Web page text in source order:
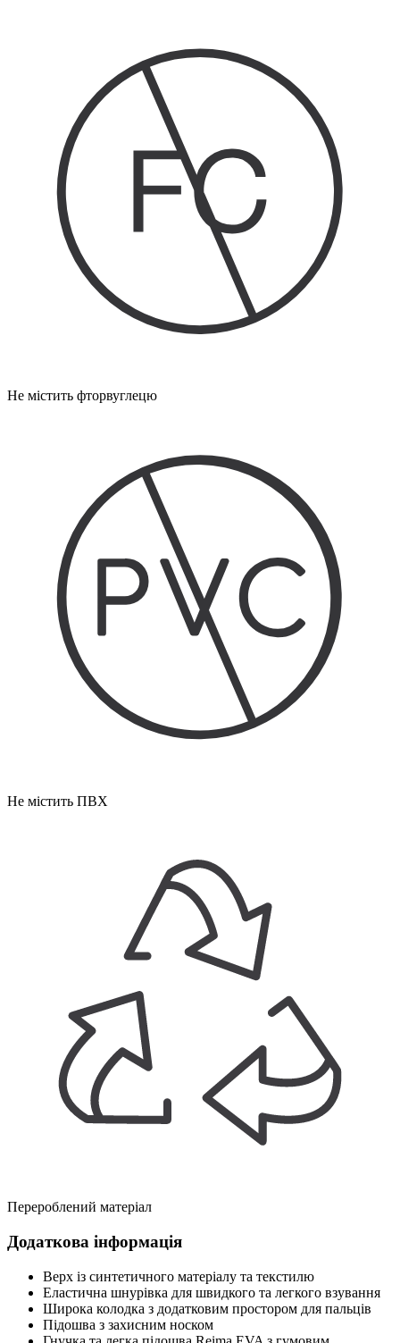
Не містить фторвуглецю
Не містить ПВХ
Перероблений матеріал
Додаткова інформація
Верх із синтетичного матеріалу та текстилю
Еластична шнурівка для швидкого та легкого взування
Широка колодка з додатковим простором для пальців
Підошва з захисним носком